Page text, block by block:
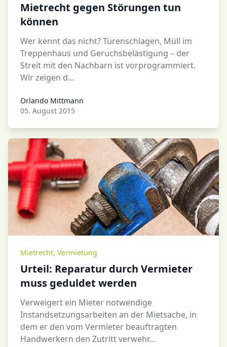
Mietrecht gegen Störungen tun
können
Wer kennt das nicht? Türenschlagen, Müll im
Treppenhaus und Geruchsbelästigung – der
Streit mit den Nachbarn ist vorprogrammiert.
Wir zeigen d...
Orlando Mittmann
Orlando Mittmann
05. August 2015
Mietrecht, Vermietung
Urteil: Reparatur durch Vermieter
muss geduldet werden
Verweigert ein Mieter notwendige
Instandsetzungsarbeiten an der Mietsache, in
dem er den vom Vermieter beauftragten
Handwerkern den Zutritt verwehr...